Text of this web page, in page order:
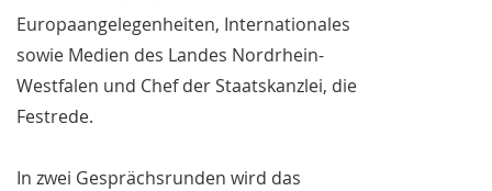
Europaangelegenheiten, Internationales
sowie Medien des Landes Nordrhein-
Westfalen und Chef der Staatskanzlei, die
Festrede.
In zwei Gesprächsrunden wird das